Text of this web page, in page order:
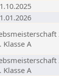
Klasse A
Klasse A